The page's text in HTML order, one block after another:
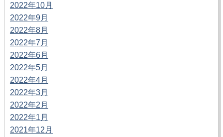
2022年10月
2022年9月
2022年8月
2022年7月
2022年6月
2022年5月
2022年4月
2022年3月
2022年2月
2022年1月
2021年12月